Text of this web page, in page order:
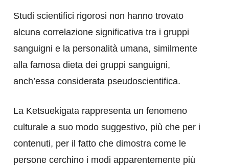
Studi scientifici rigorosi non hanno trovato
alcuna correlazione significativa tra i gruppi
sanguigni e la personalità umana, similmente
alla famosa dieta dei gruppi sanguigni,
anch’essa considerata pseudoscientifica.
La Ketsuekigata rappresenta un fenomeno
culturale a suo modo suggestivo, più che per i
contenuti, per il fatto che dimostra come le
persone cerchino i modi apparentemente più